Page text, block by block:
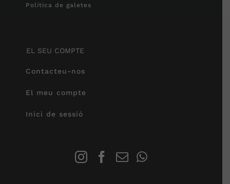
Política de galetes
EL SEU COMPTE
Contacteu-nos
El meu compte
Inici de sessió